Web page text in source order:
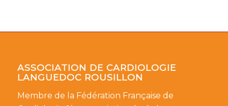
ASSOCIATION DE CARDIOLOGIE
LANGUEDOC ROUSILLON
Membre de la Fédération Française de